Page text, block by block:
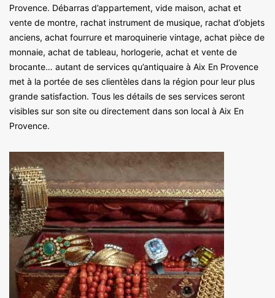
Provence. Débarras d’appartement, vide maison, achat et
vente de montre, rachat instrument de musique, rachat d’objets
anciens, achat fourrure et maroquinerie vintage, achat pièce de
monnaie, achat de tableau, horlogerie, achat et vente de
brocante… autant de services qu’antiquaire à Aix En Provence
met à la portée de ses clientèles dans la région pour leur plus
grande satisfaction. Tous les détails de ses services seront
visibles sur son site ou directement dans son local à Aix En
Provence.